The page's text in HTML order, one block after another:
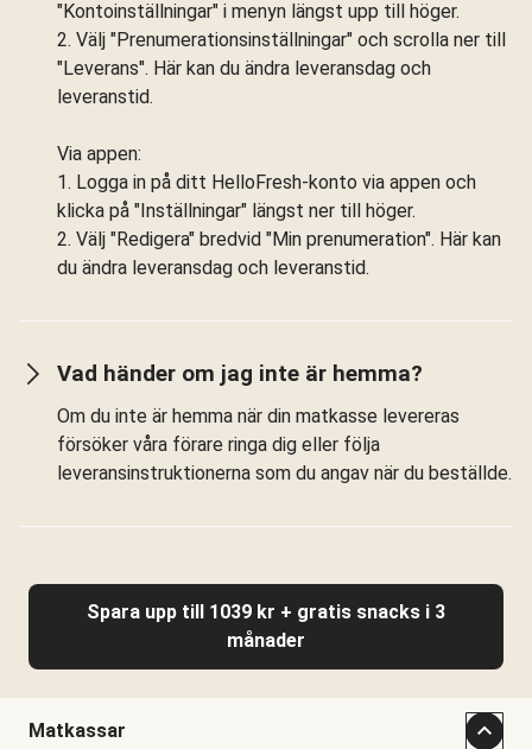
"Kontoinställningar" i menyn längst upp till höger.
2. Välj "Prenumerationsinställningar" och scrolla ner till
"Leverans". Här kan du ändra leveransdag och
leveranstid.
Via appen:
1. Logga in på ditt HelloFresh-konto via appen och
klicka på "Inställningar" längst ner till höger.
2. Välj "Redigera" bredvid "Min prenumeration". Här kan
du ändra leveransdag och leveranstid.
Vad händer om jag inte är hemma?
Om du inte är hemma när din matkasse levereras
försöker våra förare ringa dig eller följa
leveransinstruktionerna som du angav när du beställde.
Spara upp till 1039 kr + gratis snacks i 3
månader
Matkassar